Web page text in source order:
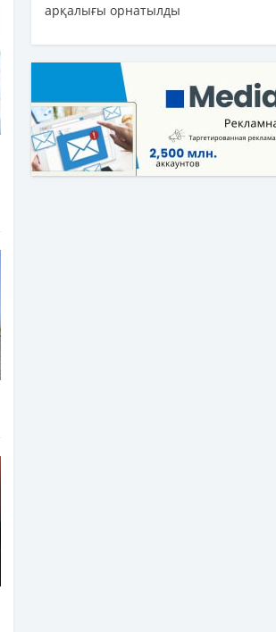
арқалығы орнатылды